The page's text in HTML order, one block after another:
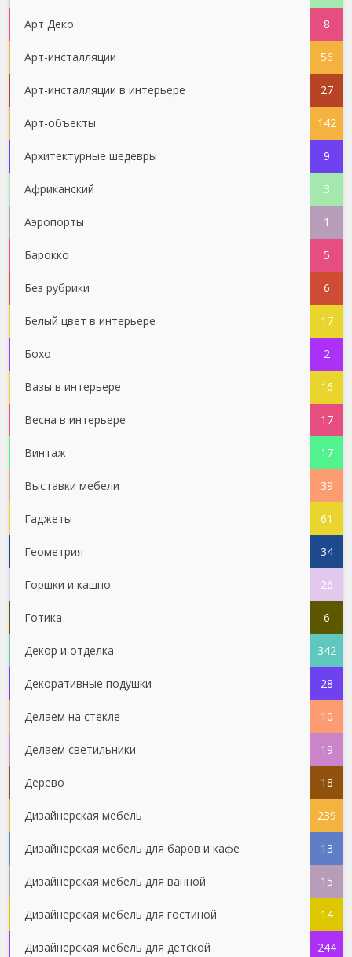
Арт Деко 8
Арт-инсталляции 56
Арт-инсталляции в интерьере 27
Арт-объекты 142
Архитектурные шедевры 9
Африканский 3
Аэропорты 1
Барокко 5
Без рубрики 6
Белый цвет в интерьере 17
Бохо 2
Вазы в интерьере 16
Весна в интерьере 17
Винтаж 17
Выставки мебели 39
Гаджеты 61
Геометрия 34
Горшки и кашпо 26
Готика 6
Декор и отделка 342
Декоративные подушки 28
Делаем на стекле 10
Делаем светильники 19
Дерево 18
Дизайнерская мебель 239
Дизайнерская мебель для баров и кафе 13
Дизайнерская мебель для ванной 15
Дизайнерская мебель для гостиной 14
Дизайнерская мебель для детской 244